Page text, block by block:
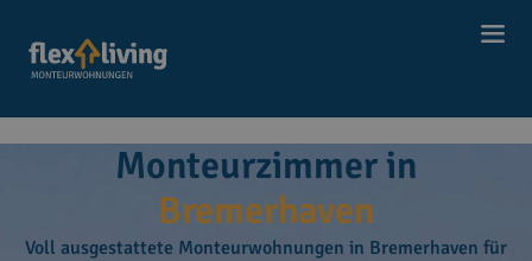
Monteurzimmer in
Bremerhaven
Voll ausgestattete Monteurwohnungen in Bremerhaven für